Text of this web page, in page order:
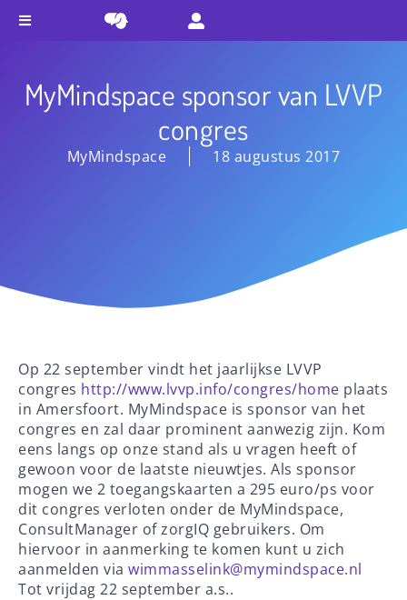
MyMindspace sponsor van LVVP
congres
MyMindspace 18 augustus 2017
Op 22 september vindt het jaarlijkse LVVP
congres http://www.lvvp.info/congres/home plaats
in Amersfoort. MyMindspace is sponsor van het
congres en zal daar prominent aanwezig zijn. Kom
eens langs op onze stand als u vragen heeft of
gewoon voor de laatste nieuwtjes. Als sponsor
mogen we 2 toegangskaarten a 295 euro/ps voor
dit congres verloten onder de MyMindspace,
ConsultManager of zorgIQ gebruikers. Om
hiervoor in aanmerking te komen kunt u zich
aanmelden via wimmasselink@mymindspace.nl
Tot vrijdag 22 september a.s..